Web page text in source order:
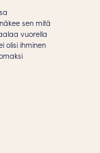
sen mitä
vuorella
olisi ihminen